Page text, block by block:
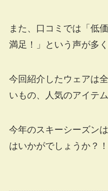
また、口コミでは「低
満足！」という声が多
今回紹介したウェアは
いもの、人気のアイテム
今年のスキーシーズン
はいかがでしょうか？